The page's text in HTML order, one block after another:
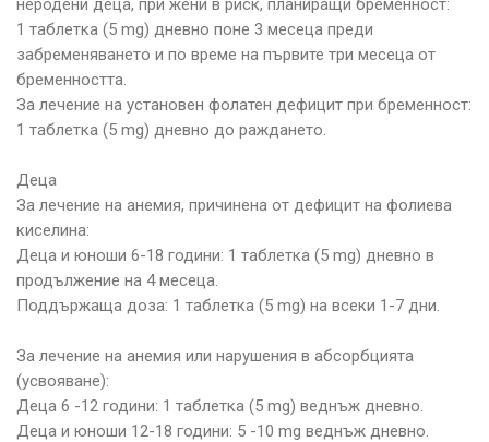
неродени деца, при жени в риск, планиращи бременност:
1 таблетка (5 mg) дневно поне 3 месеца преди
забременяването и по време на първите три месеца от
бременността.
За лечение на установен фолатен дефицит при бременност:
1 таблетка (5 mg) дневно до раждането.
Деца
За лечение на анемия, причинена от дефицит на фолиева
киселина:
Деца и юноши 6-18 години: 1 таблетка (5 mg) дневно в
продължение на 4 месеца.
Поддържаща доза: 1 таблетка (5 mg) на всеки 1-7 дни.
За лечение на анемия или нарушения в абсорбцията
(усвояване):
Деца 6 -12 години: 1 таблетка (5 mg) веднъж дневно.
Деца и юноши 12-18 години: 5 -10 mg веднъж дневно.